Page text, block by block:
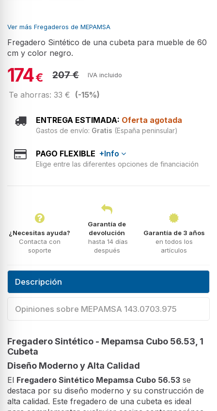
Ver más Fregaderos de MEPAMSA
Fregadero Sintético de una cubeta para mueble de 60
cm y color negro.
174€ 207 € IVA incluido
Te ahorras: 33 € (-15%)
ENTREGA ESTIMADA: Oferta agotada
Gastos de envío: Gratis (España peninsular)
PAGO FLEXIBLE +Info
Elige entre las diferentes opciones de financiación
¿Necesitas ayuda?
Contacta con
soporte
Garantía de
devolución
hasta 14 días
después
Garantía de 3 años
en todos los
artículos
Descripción
Opiniones sobre MEPAMSA 143.0703.975
Fregadero Sintético - Mepamsa Cubo 56.53, 1
Cubeta
Diseño Moderno y Alta Calidad
El Fregadero Sintético Mepamsa Cubo 56.53 se
destaca por su diseño moderno y su construcción de
alta calidad. Este fregadero de una cubeta es ideal